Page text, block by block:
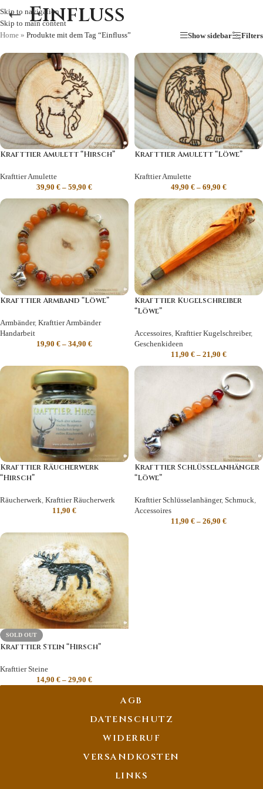
Skip to navigation
Skip to main content
Einfluss
Home » Produkte mit dem Tag “Einfluss” Show sidebar Filters
Krafttier Amulett “Hirsch”
Krafttier Amulette
39,90 € – 59,90 €
Krafttier Amulett “Löwe”
Krafttier Amulette
49,90 € – 69,90 €
Krafttier Armband “Löwe”
Armbänder, Krafttier Armbänder
Handarbeit
19,90 € – 34,90 €
Krafttier Kugelschreiber
“Löwe”
Accessoires Krafttier Kugelschreiber,
Geschenkideen
11,90 € – 21,90 €
Krafttier Räucherwerk
“Hirsch”
Räucherwerk Krafttier Räucherwerk
11,90 €
Krafttier Schlüsselanhänger
“Löwe”
Krafttier Schlüsselanhänger, Schmuck
Accessoires
11,90 € – 26,90 €
SOLD OUT
Krafttier Stein “Hirsch”
Krafttier Steine
14,90 € – 29,90 €
AGB
DATENSCHUTZ
WIDERRUF
VERSANDKOSTEN
LINKS